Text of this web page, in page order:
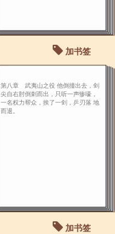
加书签
第八章 武夷山之役 他倒撞出去，剑
尖自右肘倒刺而出，只听一声惨嚎，
一名权力帮众，挨了一剑，乒刃落 地
而退。
加书签